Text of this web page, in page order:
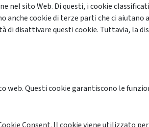
sito Web. Di questi, i cookie
cookie di terze parti che ci aiutano
disattivare questi cookie. Tuttavia, la
Questi cookie garantiscono le